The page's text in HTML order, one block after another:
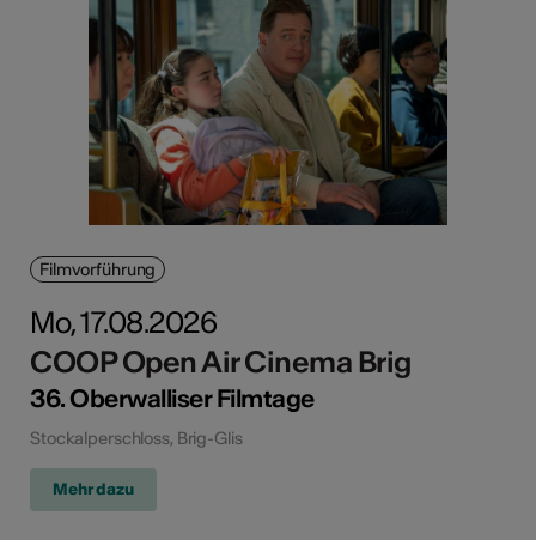
Filmvorführung
Mo, 17.08.2026
COOP Open Air Cinema Brig
36. Oberwalliser Filmtage
Stockalperschloss, Brig-Glis
Mehr dazu